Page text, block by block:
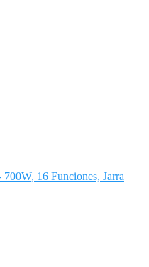
16 Funciones, Jarra